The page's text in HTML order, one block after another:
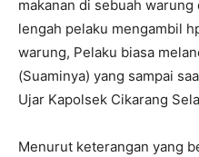
makanan di sebuah
lengah pelaku mengambil
warung, Pelaku biasa
(Suaminya) yang sampai
Ujar Kapolsek Cikarang
Menurut keterangan yang